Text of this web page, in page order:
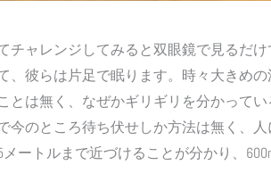
ャレンジしてみると双眼鏡で見るだ
彼らは片足で眠ります。時々大きめの
は無く、なぜかギリギリを分かってい
のところ待ち伏せしか方法は無く、
ートルまで近づけることが分かり、